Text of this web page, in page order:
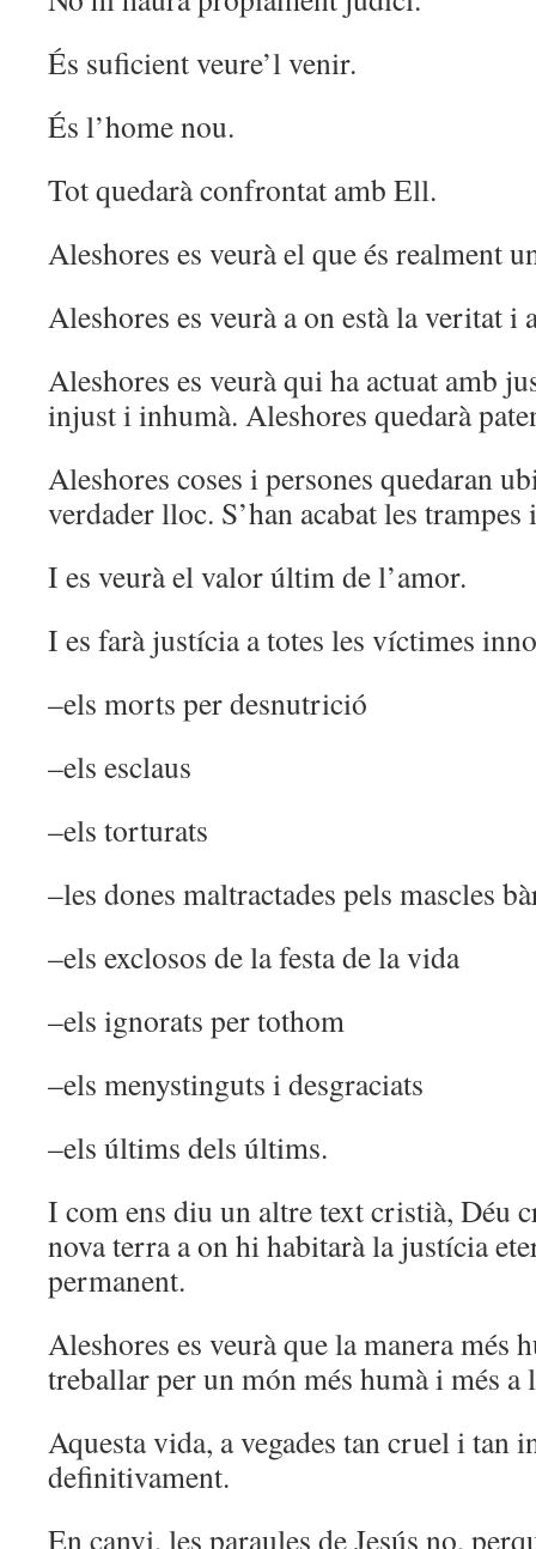
És suficient veure’l venir.
És l’home nou.
Tot quedarà confrontat amb Ell.
Aleshores es veurà el que és realment
Aleshores es veurà a on està la veritat i
Aleshores es veurà qui ha actuat amb
injust i inhumà. Aleshores quedarà
Aleshores coses i persones quedaran
verdader lloc. S’han acabat les
I es veurà el valor últim de l’amor.
I es farà justícia a totes les víctimes
–els morts per desnutrició
–els esclaus
–els torturats
–les dones maltractades pels mascles
–els exclosos de la festa de la vida
–els ignorats per tothom
–els menystinguts i desgraciats
–els últims dels últims.
I com ens diu un altre text cristià, Déu
nova terra a on hi habitarà la justícia
permanent.
Aleshores es veurà que la manera més
treballar per un món més humà i més a
Aquesta vida, a vegades tan cruel i tan
definitivament.
En canvi, les paraules de Jesús no,